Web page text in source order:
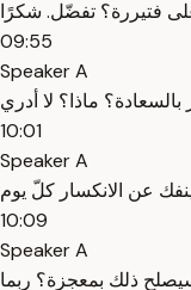
09:55
Speaker A
10:01
Speaker A
10:09
Speaker A